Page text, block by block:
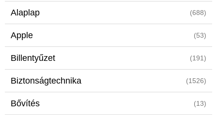
Alaplap (688)
Apple (53)
Billentyűzet (191)
Biztonságtechnika (1526)
Bővítés (13)